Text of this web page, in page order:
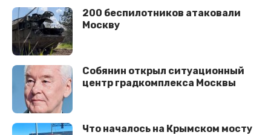
200 беспилотников атаковали
Москву
Собянин открыл ситуационный
центр градкомплекса Москвы
Что началось на Крымском мосту